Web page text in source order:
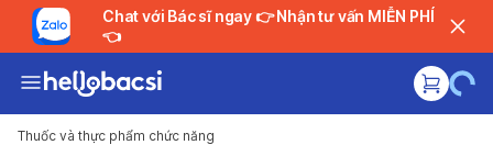
Chat với Bác sĩ ngay 👉 Nhận tư vấn MIỄN PHÍ
👈
Thuốc và thực phẩm chức năng